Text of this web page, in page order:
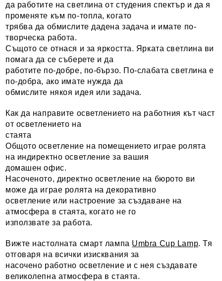
да работите на светлина от студения спектър и да я
променяте към по-топла, когато
трябва да обмислите дадена задача и имате по-
творческа работа.
Същото се отнася и за яркостта. Ярката светлина ви
помага да се съберете и да
работите по-добре, по-бързо. По-слабата светлина е
по-добра, ако имате нужда да
обмислите някоя идея или задача.
Как да направите осветлението на работния кът част
от осветлението на
стаята
Общото осветление на помещението играе ролята
на индиректно осветление за вашия
домашен офис.
Насоченото, директно осветление на бюрото ви
може да играе ролята на декоративно
осветление или настроение за създаване на
атмосфера в стаята, когато не го
използвате за работа.
Вижте настолната смарт лампа Umbra Cup Lamp. Тя
отговаря на всички изисквания за
насочено работно осветление и с нея създавате
великолепна атмосфера в стаята.